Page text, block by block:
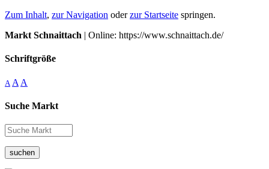
Zum Inhalt, zur Navigation oderzur Startseite springen.
Markt Schnaittach | Online: https://www.schnaittach.de/
Schriftgröße
A A A
Suche Markt
suchen